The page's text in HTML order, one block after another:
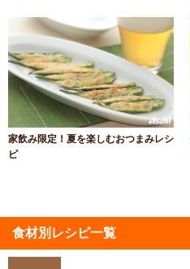
家飲み限定！夏を楽しむおつまみレシ
ピ
食材別レシピ一覧